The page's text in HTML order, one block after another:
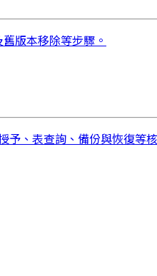
版本移除等步驟。
、表查詢、備份與恢復等